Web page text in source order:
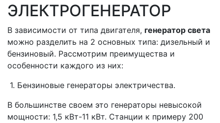
ЭЛЕКТРОГЕНЕРАТОР
В зависимости от типа двигателя, генератор света
можно разделить на 2 основных типа: дизельный и
бензиновый. Рассмотрим преимущества и
особенности каждого из них:
1. Бензиновые генераторы электричества.
В большинстве своем это генераторы невысокой
мощности: 1,5 кВт-11 кВт. Станции к примеру 200